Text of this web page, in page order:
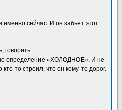
сейчас. И он забьет этот
говорить
определение «ХОЛОДНОЕ». И не
то строил, что он кому-то дорог.